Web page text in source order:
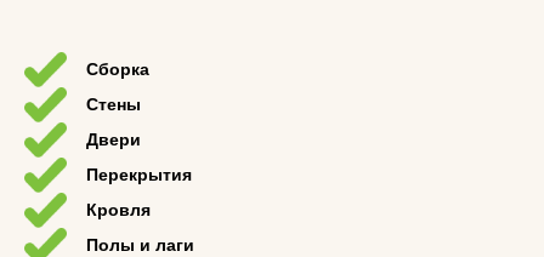
Сборка
Стены
Двери
Перекрытия
Кровля
Полы и лаги